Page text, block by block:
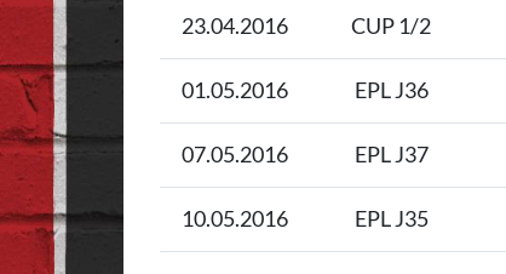
23.04.2016 CUP 1/2
01.05.2016 EPL J36
07.05.2016 EPL J37
10.05.2016 EPL J35